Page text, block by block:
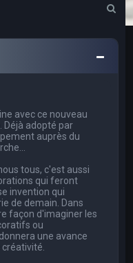
c
avec ce nouveau
Déjà adopté par
auprès du
tous, c'est aussi
qui feront
invention qui
de demain. Dans
façon d'imaginer les
ou
une avance